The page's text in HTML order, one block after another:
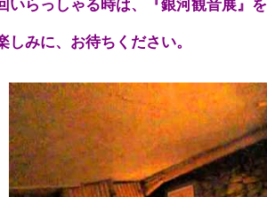
いらっしゃる時は、『銀河観音展』
しみに、お待ちください。